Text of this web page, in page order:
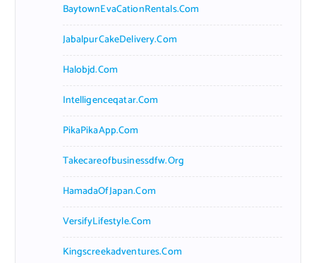
BaytownEvaCationRentals.com
JabalpurCakeDelivery.com
Halobjd.com
Intelligenceqatar.com
PikaPikaApp.com
Takecareofbusinessdfw.org
HamadaOfJapan.com
VersifyLifestyle.com
Kingscreekadventures.com